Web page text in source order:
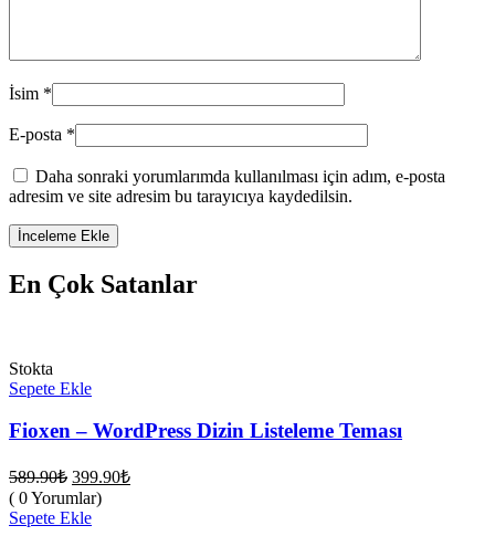
İsim *
E-posta *
Daha sonraki yorumlarımda kullanılması için adım, e-posta
adresim ve site adresim bu tarayıcıya kaydedilsin.
En Çok Satanlar
Stokta
Sepete Ekle
Fioxen – WordPress Dizin Listeleme Teması
589.90₺ Orijinal
fiyat:
589.90₺.
399.90₺Şu
( 0 Yorumlar)
Sepete Ekle